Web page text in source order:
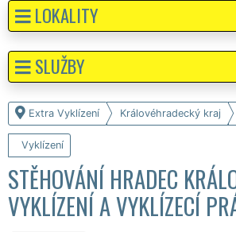
Extra Vyklízení Královéhradecký kraj
Vyklízení
STĚHOVÁNÍ HRADEC
VYKLÍZENÍ A VYKLÍZECÍ
LOKALITY
SLUŽBY